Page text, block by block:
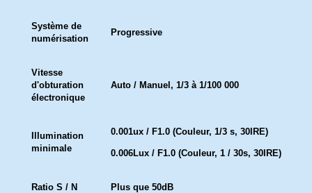
Système de
numérisation
Progressive
Vitesse
d'obturation
électronique
Auto / Manuel, 1/3 à 1/100 000
Illumination
minimale
0.001ux / F1.0 (Couleur, 1/3 s, 30IRE)
0.006Lux / F1.0 (Couleur, 1 / 30s, 30IRE)
Ratio S / N Plus que 50dB